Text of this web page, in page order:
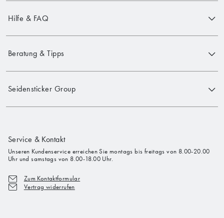
Hilfe & FAQ
Beratung & Tipps
Seidensticker Group
Service & Kontakt
Unseren Kundenservice erreichen Sie montags bis freitags von 8.00-20.00
Uhr und samstags von 8.00-18.00 Uhr.
Zum Kontaktformular
Vertrag widerrufen